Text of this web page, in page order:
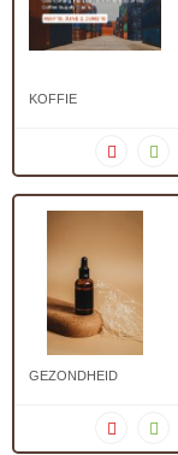
KOFFIE
GEZONDHEID